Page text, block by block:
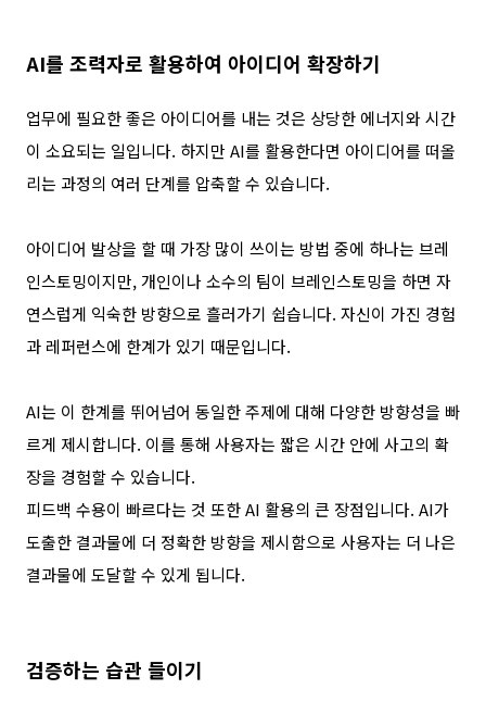
AI를 조력자로 활용하여 아이디어 확장하기
업무에 필요한 좋은 아이디어를 내는 것은 상당한 에너지와 시간
이 소요되는 일입니다. 하지만 AI를 활용한다면 아이디어를 떠올
리는 과정의 여러 단계를 압축할 수 있습니다.
아이디어 발상을 할 때 가장 많이 쓰이는 방법 중에 하나는 브레
인스토밍이지만,개인이나 소수의 팀이 브레인스토밍을 하면 자
연스럽게 익숙한 방향으로 흘러가기 쉽습니다. 자신이 가진 경험
과 레퍼런스에 한계가 있기 때문입니다.
AI는 이 한계를 뛰어넘어 동일한 주제에 대해 다양한 방향성을 빠
르게 제시합니다. 이를 통해 사용자는 짧은 시간 안에 사고의 확
장을 경험할 수 있습니다.
피드백 수용이 빠르다는 것 또한AI 활용의 큰 장점입니다. AI가
도출한 결과물에 더 정확한 방향을 제시함으로 사용자는 더 나은
결과물에 도달할 수 있게 됩니다.
검증하는 습관 들이기